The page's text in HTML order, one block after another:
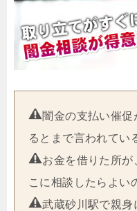
闇金の支払い催促
るとまで言われてい
お金を借りた所
こに相談したらよい
武蔵砂川駅で親